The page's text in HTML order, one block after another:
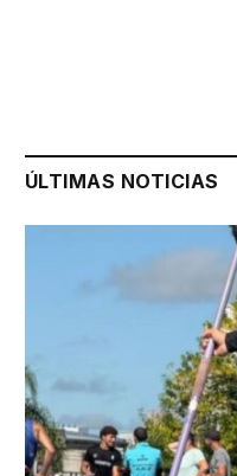
ÚLTIMAS NOTICIAS